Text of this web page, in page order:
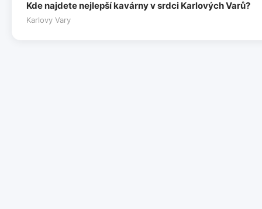
Kde najdete nejlepší kavárny v srdci Karlových Varů?
Karlovy Vary